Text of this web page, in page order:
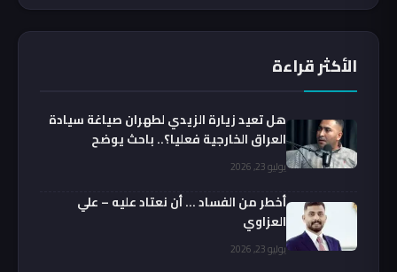
الأكثر قراءة
هل تعيد زيارة الزيدي لطهران صياغة سيادة
العراق الخارجية فعليا؟.. باحث يوضح
يوليو 23, 2026
أخطر من الفساد … أن نعتاد عليه – علي
العزاوي
يوليو 23, 2026